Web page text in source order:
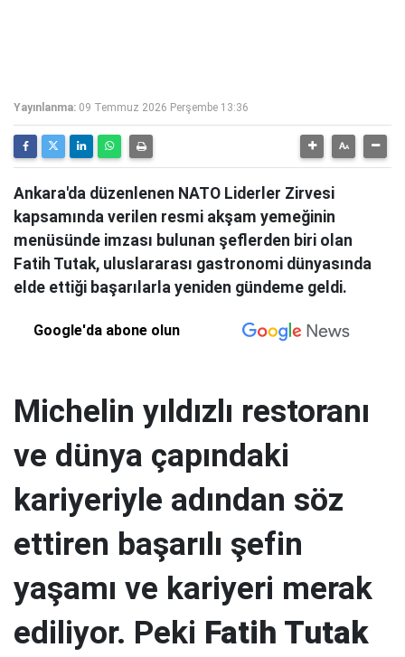
Yayınlanma: 09 Temmuz 2026 Perşembe 13:36
Ankara'da düzenlenen NATO Liderler Zirvesi
kapsamında verilen resmi akşam yemeğinin
menüsünde imzası bulunan şeflerden biri olan
Fatih Tutak, uluslararası gastronomi dünyasında
elde ettiği başarılarla yeniden gündeme geldi.
Google'da abone olun
Michelin yıldızlı restoranı
ve dünya çapındaki
kariyeriyle adından söz
ettiren başarılı şefin
yaşamı ve kariyeri merak
ediliyor. Peki Fatih Tutak